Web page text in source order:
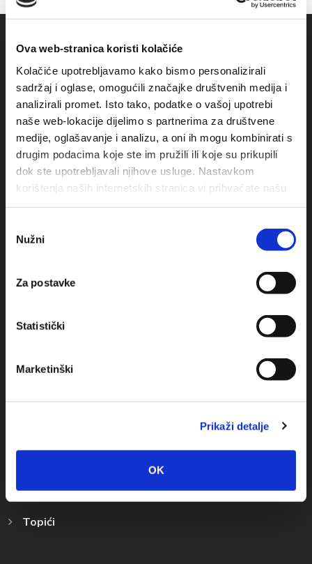
Ova web-stranica koristi kolačiće
Kolačiće upotrebljavamo kako bismo personalizirali
sadržaj i oglase, omogućili značajke društvenih medija i
analizirali promet. Isto tako, podatke o vašoj upotrebi
naše web-lokacije dijelimo s partnerima za društvene
medije, oglašavanje i analizu, a oni ih mogu kombinirati s
drugim podacima koje ste im pružili ili koje su prikupili
dok ste upotrebljavali njihove usluge. Nastavkom
korištenja naših internetskih stranica vi prihvaćate našu
pristanka
Nužni
Za postavke
Statistički
Marketinški
Prikaži detalje
OK
Obala sv. Nikole 31, Baška Voda
+385(0)21 620713
Topići